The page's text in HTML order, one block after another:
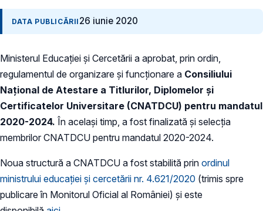
DATA PUBLICĂRII 26 iunie 2020
Ministerul Educației și Cercetării a aprobat, prin ordin,
regulamentul de organizare și funcționare a Consiliului
Național de Atestare a Titlurilor, Diplomelor și
Certificatelor Universitare (CNATDCU) pentru mandatul
2020-2024. În același timp, a fost finalizată și selecția
membrilor CNATDCU pentru mandatul 2020-2024.
Noua structură a CNATDCU a fost stabilită prin ordinul
ministrului educației și cercetării nr. 4.621/2020 (trimis spre
publicare în Monitorul Oficial al României) și este